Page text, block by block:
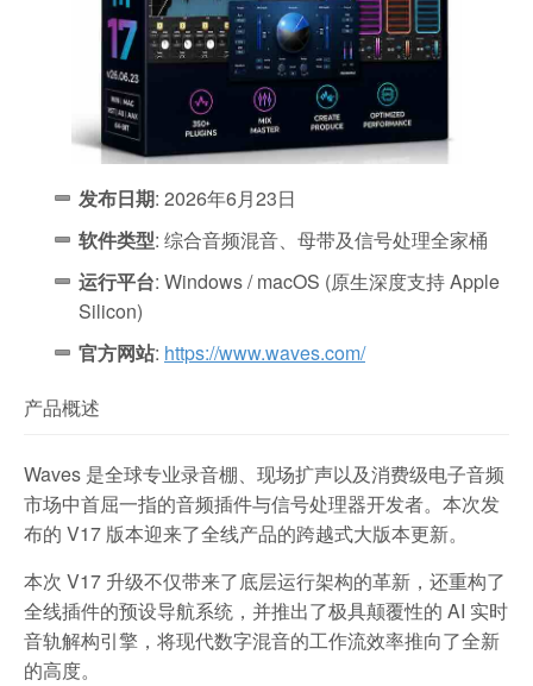
发布日期: 2026年6月23日
软件类型: 综合音频混音、母带及信号处理全家桶
运行平台: Windows / macOS (原生深度支持 Apple
Silicon)
官方网站: https://www.waves.com/
产品概述
Waves 是全球专业录音棚、现场扩声以及消费级电子音频
市场中首屈一指的音频插件与信号处理器开发者。本次发
布的 V17 版本迎来了全线产品的跨越式大版本更新。
本次 V17 升级不仅带来了底层运行架构的革新，还重构了
全线插件的预设导航系统，并推出了极具颠覆性的 AI 实时
音轨解构引擎，将现代数字混音的工作流效率推向了全新
的高度。